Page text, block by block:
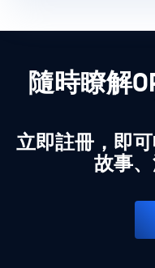
隨時瞭解
立即註冊，即可
故事、